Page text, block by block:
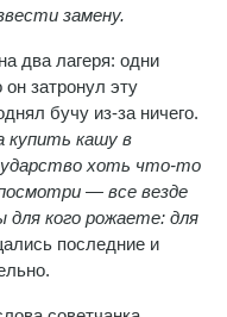
замену.
два лагеря: одни
он затронул эту
бучу из-за ничего.
купить кашу в
хоть что-то
— все везде
кого рожаете: для
последние и